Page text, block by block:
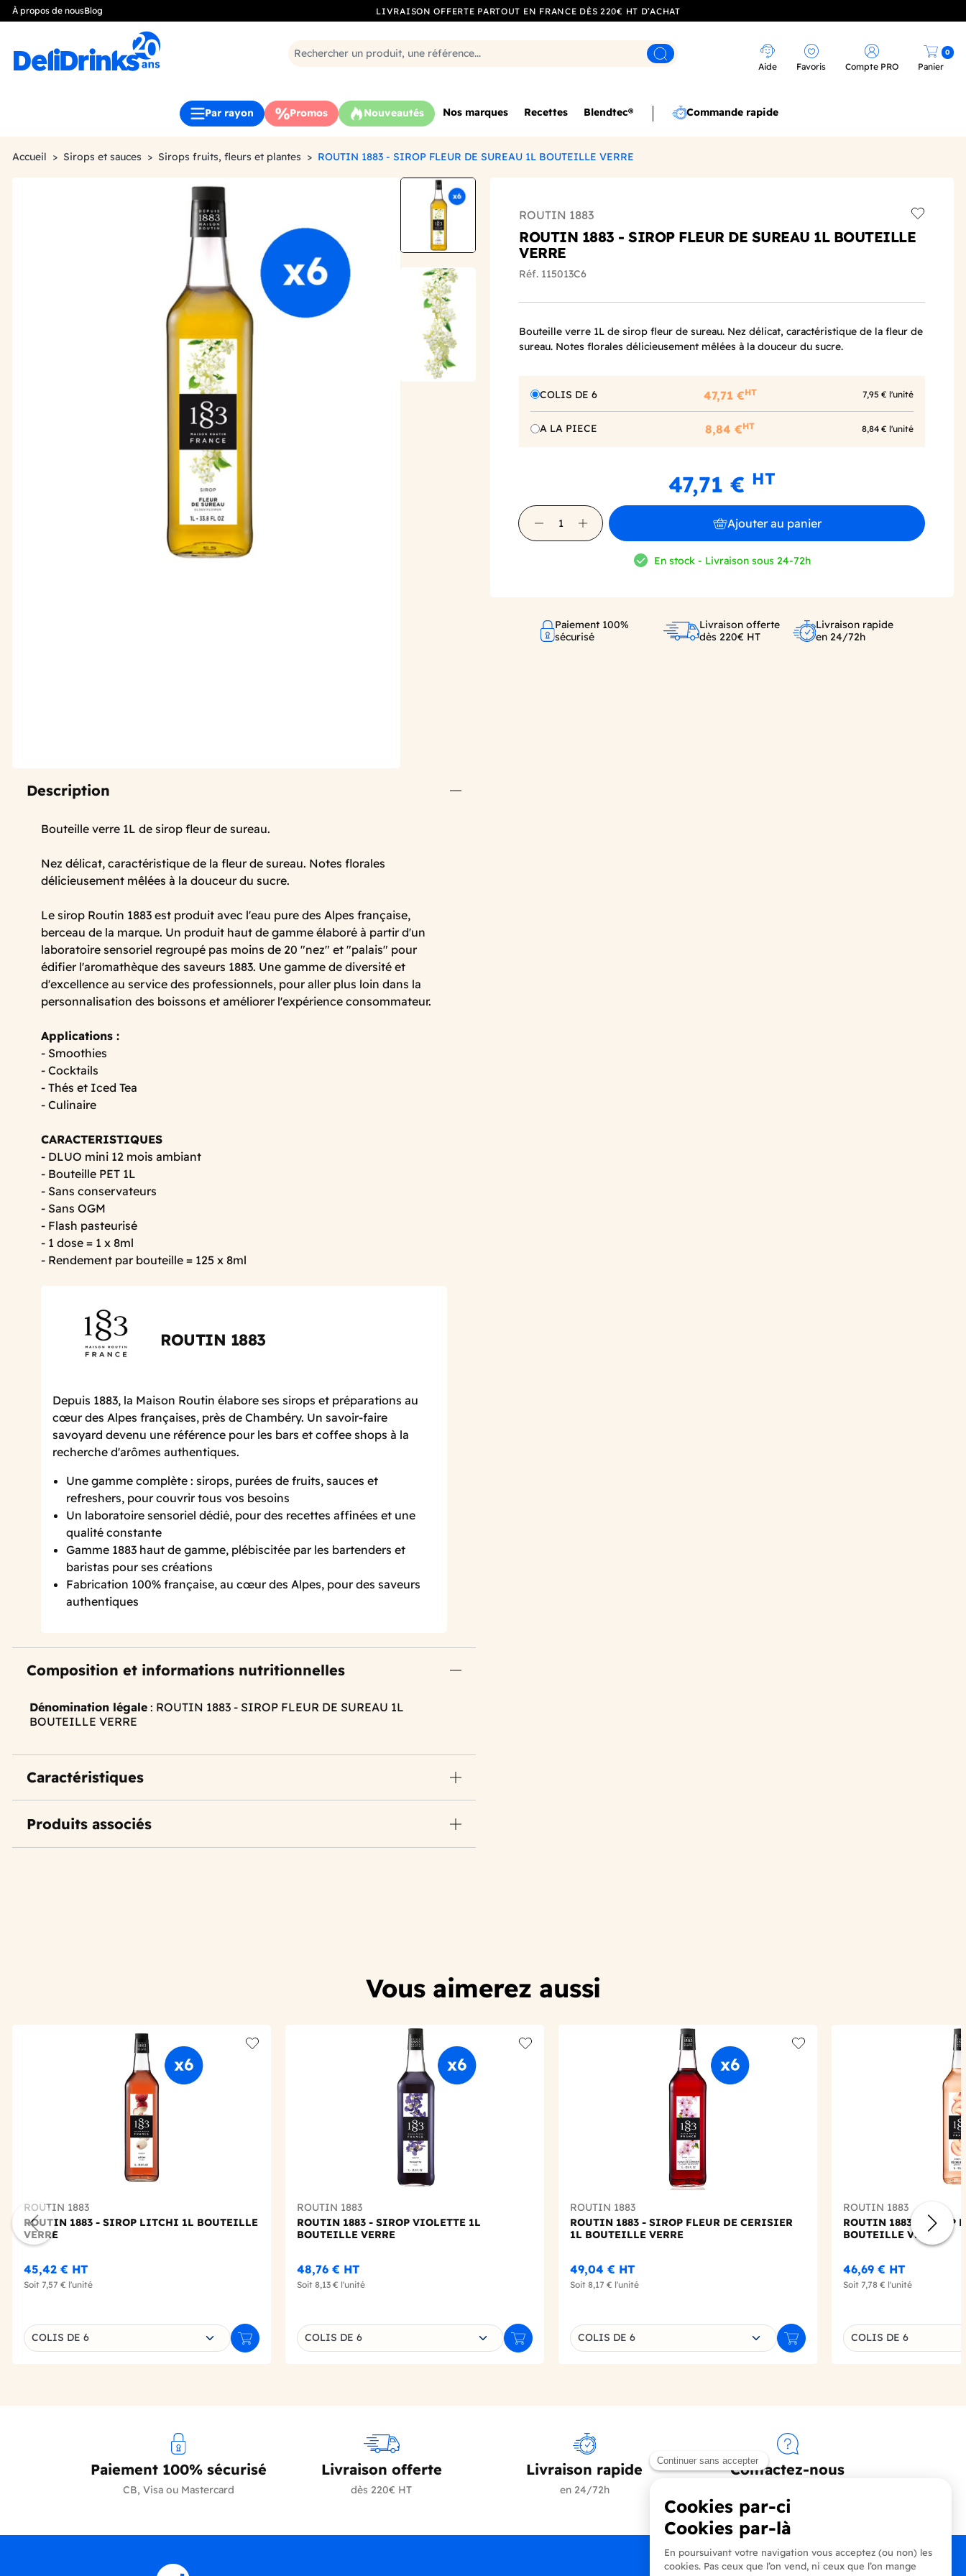
À propos de nousBlog LIVRAISON OFFERTE PARTOUT EN FRANCE DÈS 220€ HT D’ACHAT
Rechercher
Aide Favoris Compte PRO Panier
0
Par rayon Promos Nouveautés Nos marques Recettes Blendtec® Commande rapide
Accueil Sirops et sauces Sirops fruits, fleurs et plantes ROUTIN 1883 - SIROP FLEUR DE SUREAU 1L BOUTEILLE VERRE
Description
Bouteille verre 1L de sirop fleur de sureau.
Nez délicat, caractéristique de la fleur de sureau. Notes florales
délicieusement mêlées à la douceur du sucre.
Le sirop Routin 1883 est produit avec l'eau pure des Alpes française,
berceau de la marque. Un produit haut de gamme élaboré à partir d'un
laboratoire sensoriel regroupé pas moins de 20 "nez" et "palais" pour
édifier l'aromathèque des saveurs 1883. Une gamme de diversité et
d'excellence au service des professionnels, pour aller plus loin dans la
personnalisation des boissons et améliorer l'expérience consommateur.
Applications :
- Smoothies
- Cocktails
- Thés et Iced Tea
- Culinaire
CARACTERISTIQUES
- DLUO mini 12 mois ambiant
- Bouteille PET 1L
- Sans conservateurs
- Sans OGM
- Flash pasteurisé
- 1 dose = 1 x 8ml
- Rendement par bouteille = 125 x 8ml
ROUTIN 1883
Depuis 1883, la Maison Routin élabore ses sirops et préparations au
cœur des Alpes françaises, près de Chambéry. Un savoir-faire
savoyard devenu une référence pour les bars et coffee shops à la
recherche d'arômes authentiques.
Une gamme complète : sirops, purées de fruits, sauces et
refreshers, pour couvrir tous vos besoins
Un laboratoire sensoriel dédié, pour des recettes affinées et une
qualité constante
Gamme 1883 haut de gamme, plébiscitée par les bartenders et
baristas pour ses créations
Fabrication 100% française, au cœur des Alpes, pour des saveurs
authentiques
Composition et informations nutritionnelles
Dénomination légale : ROUTIN 1883 - SIROP FLEUR DE SUREAU 1L
BOUTEILLE VERRE
Caractéristiques
Produits associés
ROUTIN 1883
ROUTIN 1883 - SIROP FLEUR DE SUREAU 1L BOUTEILLE
VERRE
Réf. 115013C6
Bouteille verre 1L de sirop fleur de sureau. Nez délicat, caractéristique de la fleur de
sureau. Notes florales délicieusement mêlées à la douceur du sucre.
COLIS DE 6 47,71 €HT 7,95 € l'unité
A LA PIECE 8,84 €HT 8,84 € l'unité
47,71 € HT
Ajouter au panier
En stock - Livraison sous 24-72h
Paiement 100%
sécurisé
Livraison offerte
dès 220€ HT
Livraison rapide
en 24/72h
Vous aimerez aussi
ROUTIN 1883
ROUTIN 1883 - SIROP LITCHI 1L BOUTEILLE
VERRE
45,42 € HT
Soit 7,57 € l'unité
Choisissez une déclinaison
COLIS DE 6 Ajouter au panier
ROUTIN 1883
ROUTIN 1883 - SIROP VIOLETTE 1L
BOUTEILLE VERRE
48,76 € HT
Soit 8,13 € l'unité
Choisissez une déclinaison
COLIS DE 6 Ajouter au panier
ROUTIN 1883
ROUTIN 1883 - SIROP FLEUR DE CERISIER
1L BOUTEILLE VERRE
49,04 € HT
Soit 8,17 € l'unité
Choisissez une déclinaison
COLIS DE 6 Ajouter au panier
ROUTIN 1883
ROUTIN 1883 - SIROP
BOUTEILLE VERRE
46,69 € HT
Soit 7,78 € l'unité
Choisissez une
COLIS DE 6
Paiement 100% sécurisé
CB, Visa ou Mastercard
Livraison offerte
dès 220€ HT
Livraison rapide
en 24/72h
Contactez-nous